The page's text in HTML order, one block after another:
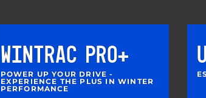
WINTRAC PRO+
POWER UP YOUR DRIVE -
EXPERIENCE THE PLUS IN WINTER
PERFORMANCE